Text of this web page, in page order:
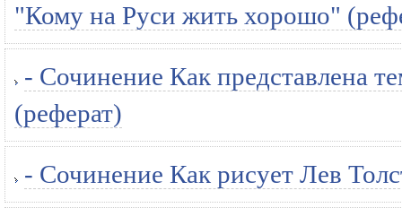
"Кому на Руси жить хорошо"
- Сочинение Как представлена
(реферат)
- Сочинение Как рисует Лев